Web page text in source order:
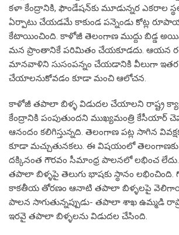
కళా కేంద్రానికి, ఫౌండేషన్‌కు మూడున్నర ఎకరాల
ఏర్పాటు చేయడమే కాకుండ పన్నెండు కోట్ల
కేటాయించింది. కాళోజీ తెలంగాణ ముద్దు బిడ్డ
మన ప్రాంతానికే పరిమితం చేయకూడదు. ఆయన
మానవాళిని సుసంపన్నం చేయడానికి వీలుగా ఇతర
చేయాలనుకోవడం కూడా మంచి ఆలోచన.
కాళోజీ తపాలా బిళ్ళ విడుదల చేయాలని రాష్ట్ర
కేంద్రానికి పంపుతుందని ముఖ్యమంత్రి కేసీయార్
ఆనందం కలిగిస్తున్నది. తెలంగాణ పట్ల సాగిన
కూడా మచ్చుతునకలు. ఈ విషయంలో
దక్కినంత గౌరవం సీమాంధ్ర పాలనలో లభించ
తపాలా బిళ్ళపై తెలుగు భాషకు స్థానం లభించింది.
కాకతీయ తోరణం ఆనాటి తపాలా బిళ్ళలపై
పాలన సాగుతున్నప్పుడు- తపాలా శాఖ ఉమ్మడి
ఇరవై తపాలా బిళ్ళలను విడుదల చేసింది.